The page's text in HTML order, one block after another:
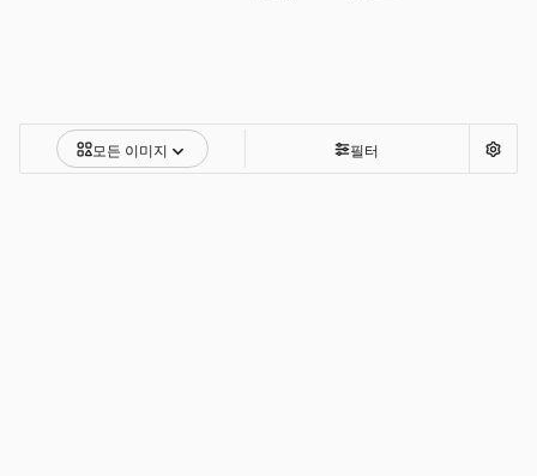
모든 이미지 필터